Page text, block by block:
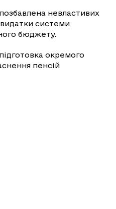
невластивих
видатки системи
бюджету.
окремого
пенсій